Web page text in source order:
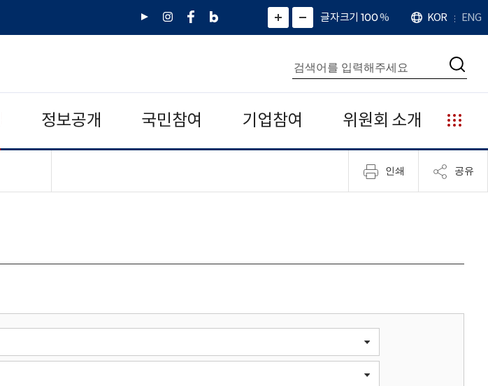
유
인
페
네
그
)
화
면
면
소
확
대
치
글자크기 100%
언
어
KOR ENG
통
합
검
색
검
정보공개 국민참여 기업참여 위원회 소개
누
리
집
안
인쇄 공유